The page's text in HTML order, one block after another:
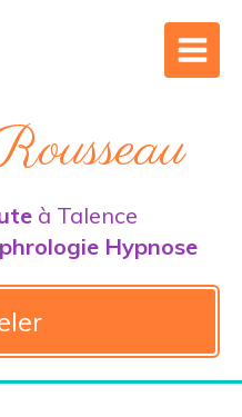
à Talence
Hypnose